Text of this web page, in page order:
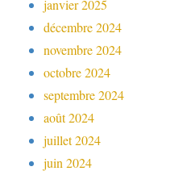
janvier 2025
décembre 2024
novembre 2024
octobre 2024
septembre 2024
août 2024
juillet 2024
juin 2024